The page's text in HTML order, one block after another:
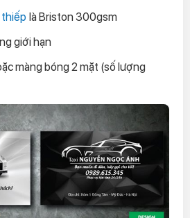
là Briston 300gsm
giới hạn
màng bóng 2 mặt (số lượng